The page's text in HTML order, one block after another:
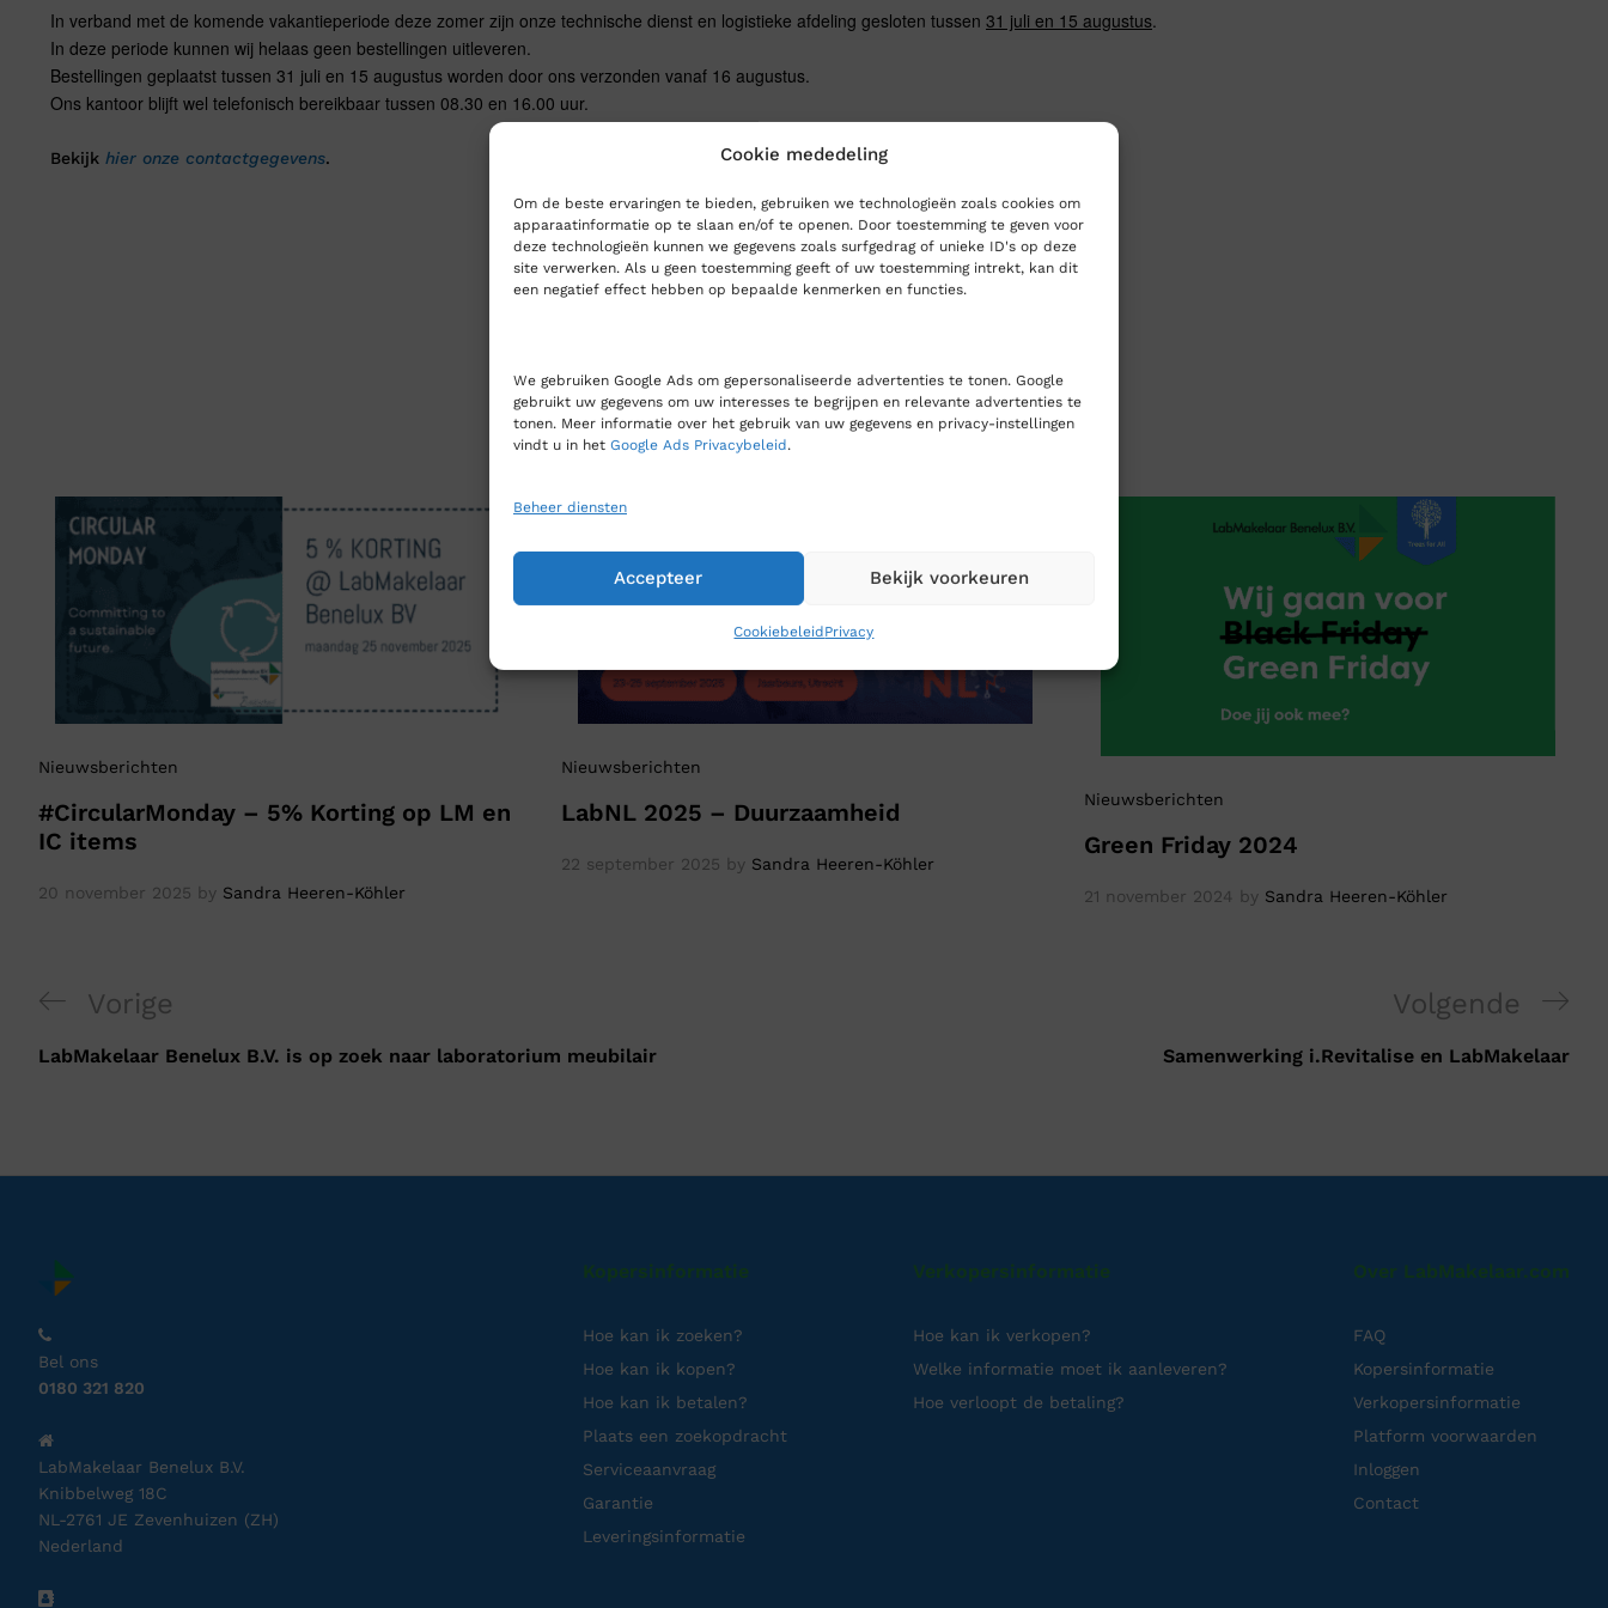
Cookie mededeling
Om de beste ervaringen te bieden, gebruiken we technologieën zoals cookies om
apparaatinformatie op te slaan en/of te openen. Door toestemming te geven voor
deze technologieën kunnen we gegevens zoals surfgedrag of unieke ID's op deze
site verwerken. Als u geen toestemming geeft of uw toestemming intrekt, kan dit
een negatief effect hebben op bepaalde kenmerken en functies.
We gebruiken Google Ads om gepersonaliseerde advertenties te tonen. Google
gebruikt uw gegevens om uw interesses te begrijpen en relevante advertenties te
tonen. Meer informatie over het gebruik van uw gegevens en privacy-instellingen
vindt u in het Google Ads Privacybeleid .
Beheer diensten
Accepteer Bekijk voorkeuren
CookiebeleidPrivacy
In verband met de komende vakantieperiode deze zomer zijn onze technische dienst en logistieke afdeling gesloten tussen 31 juli en 15 augustus.
In deze periode kunnen wij helaas geen bestellingen uitleveren.
Bestellingen geplaatst tussen 31 juli en 15 augustus worden door ons verzonden vanaf 16 augustus.
Ons kantoor blijft wel telefonisch bereikbaar tussen 08.30 en 16.00 uur.
Bekijk hier onze contactgegevens.
Related Posts
Nieuwsberichten
#CircularMonday – 5% Korting op LM en
IC items
20 november 2025 by Sandra Heeren-Köhler
Nieuwsberichten
LabNL 2025 – Duurzaamheid
22 september 2025 by Sandra Heeren-Köhler
Nieuwsberichten
Green Friday 2024
21 november 2024 by Sandra Heeren-Köhler
Vorige
LabMakelaar Benelux B.V. is op zoek naar laboratorium meubilair
Volgende
Samenwerking i.Revitalise en LabMakelaar
Bel ons
0180 321 820
LabMakelaar Benelux B.V.
Knibbelweg 18C
NL-2761 JE Zevenhuizen (ZH)
Nederland
Kopersinformatie
Hoe kan ik zoeken?
Hoe kan ik kopen?
Hoe kan ik betalen?
Plaats een zoekopdracht
Serviceaanvraag
Garantie
Leveringsinformatie
Verkopersinformatie
Hoe kan ik verkopen?
Welke informatie moet ik aanleveren?
Hoe verloopt de betaling?
Over LabMakelaar.com
FAQ
Kopersinformatie
Verkopersinformatie
Platform voorwaarden
Inloggen
Contact